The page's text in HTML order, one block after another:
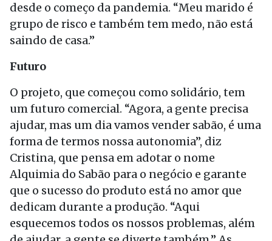
desde o começo da pandemia. “Meu marido é
grupo de risco e também tem medo, não está
saindo de casa.”
Futuro
O projeto, que começou como solidário, tem
um futuro comercial. “Agora, a gente precisa
ajudar, mas um dia vamos vender sabão, é uma
forma de termos nossa autonomia”, diz
Cristina, que pensa em adotar o nome
Alquimia do Sabão para o negócio e garante
que o sucesso do produto está no amor que
dedicam durante a produção. “Aqui
esquecemos todos os nossos problemas, além